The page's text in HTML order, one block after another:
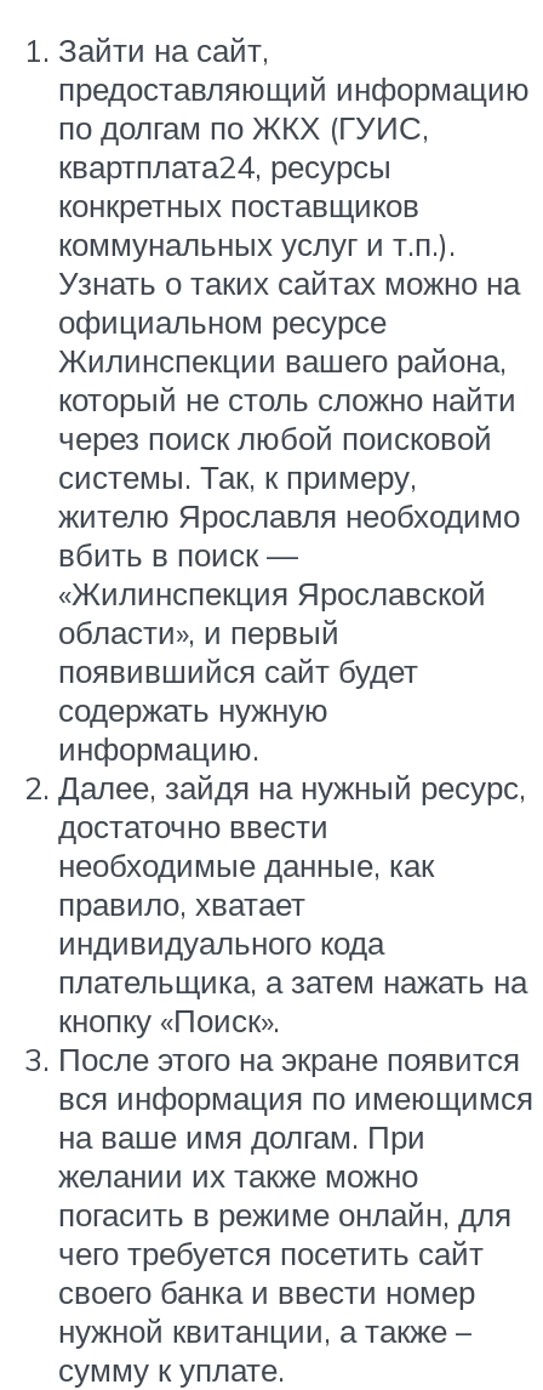
Зайти на сайт,
предоставляющий информацию
по долгам по ЖКХ (ГУИС,
квартплата24, ресурсы
конкретных поставщиков
коммунальных услуг и т.п.).
Узнать о таких сайтах можно на
официальном ресурсе
Жилинспекции вашего района,
который не столь сложно найти
через поиск любой поисковой
системы. Так, к примеру,
жителю Ярославля необходимо
вбить в поиск —
«Жилинспекция Ярославской
области», и первый
появившийся сайт будет
содержать нужную
информацию.
Далее, зайдя на нужный ресурс,
достаточно ввести
необходимые данные, как
правило, хватает
индивидуального кода
плательщика, а затем нажать на
кнопку «Поиск».
После этого на экране появится
вся информация по имеющимся
на ваше имя долгам. При
желании их также можно
погасить в режиме онлайн, для
чего требуется посетить сайт
своего банка и ввести номер
нужной квитанции, а также –
сумму к уплате.